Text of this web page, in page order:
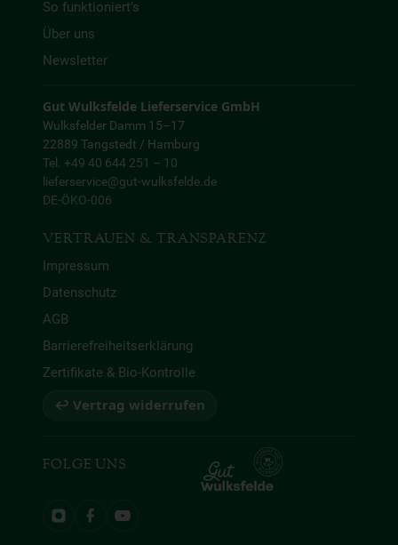
So funktioniert’s
Über uns
Newsletter
Gut Wulksfelde Lieferservice GmbH
Wulksfelder Damm 15–17
22889 Tangstedt / Hamburg
Tel. +49 40 644 251 – 10
lieferservice@gut-wulksfelde.de
DE-ÖKO-006
VERTRAUEN & TRANSPARENZ
Impressum
Datenschutz
AGB
Barrierefreiheitserklärung
Zertifikate & Bio-Kontrolle
↩ Vertrag widerrufen
FOLGE UNS